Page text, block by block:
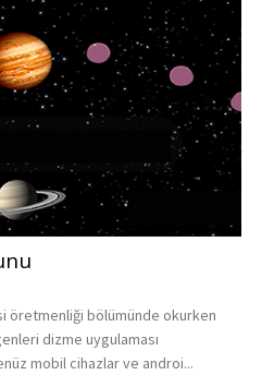
öretmenliği bölümünde okurken
dizme uygulaması
mobil cihazlar ve androi...